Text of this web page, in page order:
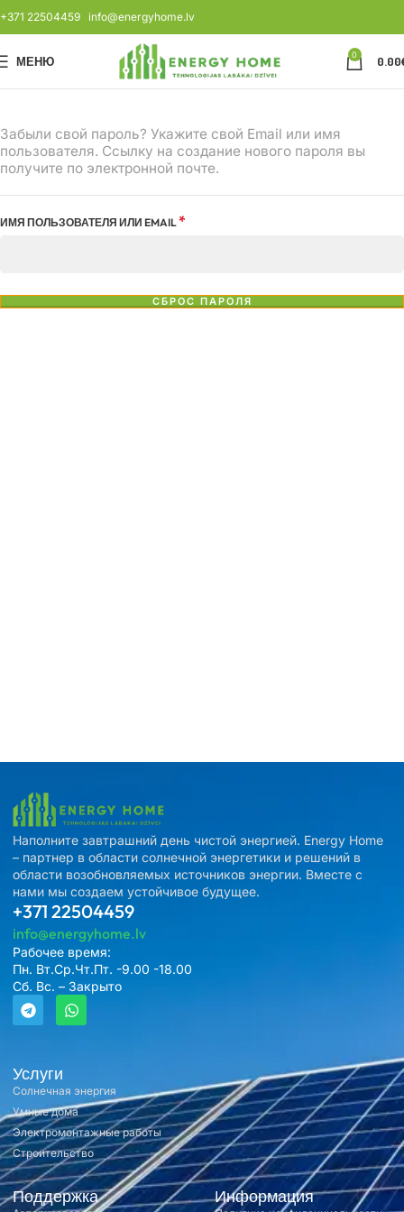
+371 22504459 info@energyhome.lv
МЕНЮ 0 0.00
Забыли свой пароль? Укажите свой Email или имя
пользователя. Ссылку на создание нового пароля вы
получите по электронной почте.
ИМЯ ПОЛЬЗОВАТЕЛЯ ИЛИ EMAIL*
СБРОС ПАРОЛЯ
Услуги
Солнечная энергия
Умные дома
Электромонтажные работы
Строительство
Поддержка Информация
Наполните завтрашний день чистой энергией. Energy Home
– партнер в области солнечной энергетики и решений в
области возобновляемых источников энергии. Вместе с
нами мы создаем устойчивое будущее.
+371 22504459
info@energyhome.lv
Рабочее время:
Пн. Вт.Ср.Чт.Пт. -9.00 -18.00
Сб. Вс. – Закрыто